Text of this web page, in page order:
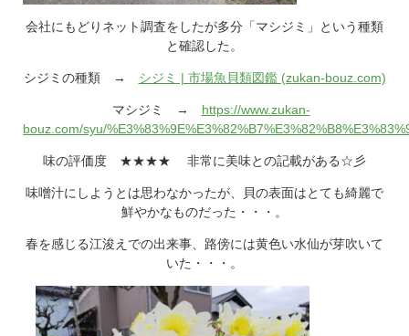
会社にもどりネット調査をしたが多分「マシジミ」という種類
と確認した。
シジミの種類 → シジミ | 市場魚貝類図鑑 (zukan-bouz.com)
マシジミ → https://www.zukan-
bouz.com/syu/
味の評価度 ★★★★ 非常に美味との記載がある☆彡
味噌汁にしようとは思わなかったが、貝の表面はとても綺麗で
鮮やかなものだった・・・。
春を感じる江浚えでの出来事、路傍には黄色い水仙が芽吹いて
いた・・・。